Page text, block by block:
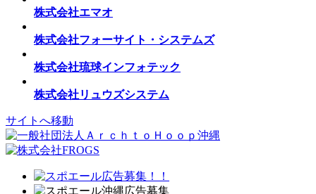
株式会社エマオ
株式会社フォーサイト・システムズ
株式会社琉球インフォテック
株式会社リュウズシステム
サイトへ移動